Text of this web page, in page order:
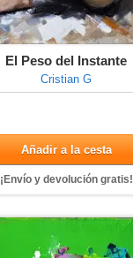
El Peso del Instante
Cristian G
Añadir a la cesta
¡Envío y devolución gratis!